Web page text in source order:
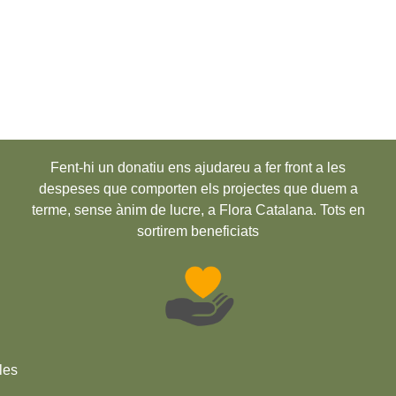
Fent-hi un donatiu ens ajudareu a fer front a les
despeses que comporten els projectes que duem a
terme, sense ànim de lucre, a Flora Catalana. Tots en
sortirem beneficiats